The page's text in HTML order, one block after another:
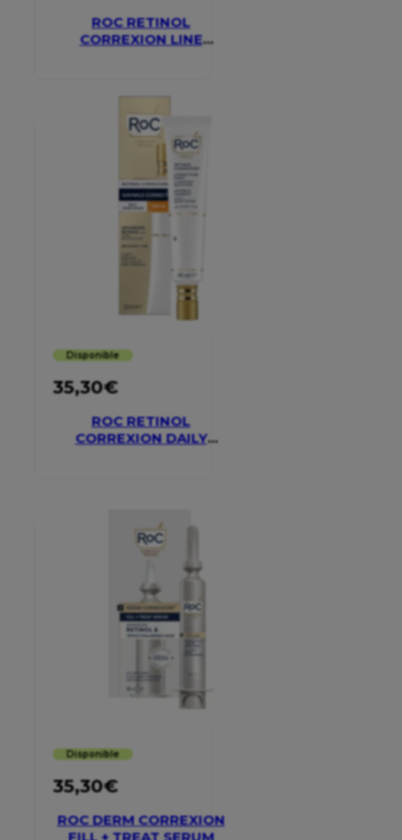
ROC RETINOL
CORREXION LINE
Disponible
35,30€
ROC RETINOL
CORREXION DAILY
Disponible
35,30€
ROC DERM CORREXION
FILL + TREAT SERUM